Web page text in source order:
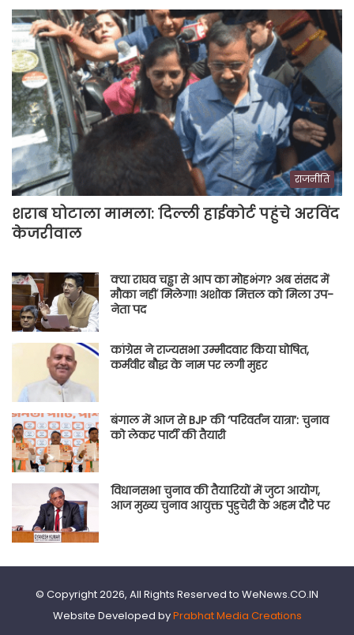
राजनीति
शराब घोटाला मामला: दिल्ली हाईकोर्ट पहुंचे अरविंद
केजरीवाल
क्या राघव चड्ढा से आप का मोहभंग? अब संसद में
मौका नहीं मिलेगा! अशोक मित्तल को मिला उप-
नेता पद
कांग्रेस ने राज्यसभा उम्मीदवार किया घोषित,
कर्मवीर बौद्ध के नाम पर लगी मुहर
बंगाल में आज से BJP की ‘परिवर्तन यात्रा’: चुनाव
को लेकर पार्टी की तैयारी
विधानसभा चुनाव की तैयारियों में जुटा आयोग,
आज मुख्य चुनाव आयुक्त पुडुचेरी के अहम दौरे पर
© Copyright 2026, All Rights Reserved to WeNews.CO.IN
Website Developed byPrabhat Media Creations